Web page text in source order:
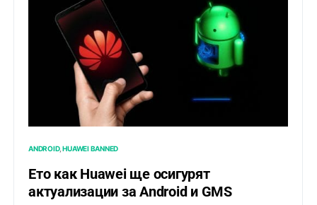
ANDROID HUAWEI BANNED
Ето как Huawei ще осигурят
актуализации за Android и GMS